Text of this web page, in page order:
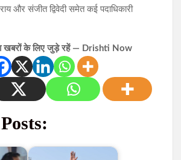
और संजीत द्विवेदी समेत कई पदाधिकारी
खबरों के लिए जुड़े रहें — Drishti Now